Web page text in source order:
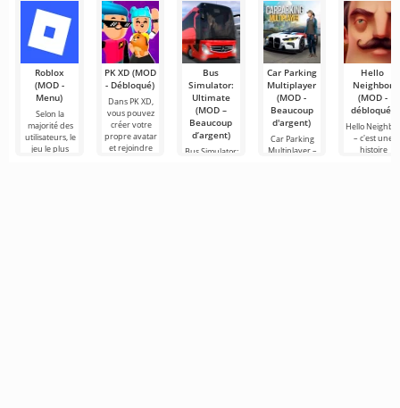
Roblox
(MOD -
Menu)
Selon la
majorité des
utilisateurs, le
jeu le plus
PK XD (MOD
- Débloqué)
Dans PK XD,
vous pouvez
créer votre
propre avatar
et rejoindre
Bus
Simulator:
Ultimate
(MOD –
Beaucoup
d’argent)
Bus Simulator:
Car Parking
Multiplayer
(MOD -
Beaucoup
d'argent)
Car Parking
Multiplayer –
Hello
Neighbor
(MOD -
débloqué)
Hello
– c'est une
histoire